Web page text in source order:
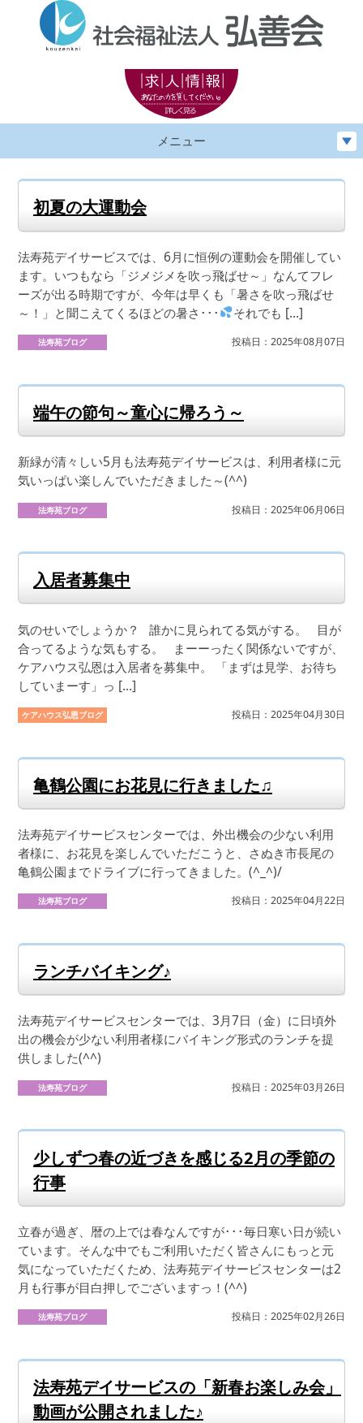
メニュー
初夏の大運動会
法寿苑デイサービスでは、6月に恒例の運動会を開催してい
ます。いつもなら「ジメジメを吹っ飛ばせ～」なんてフレ
ーズが出る時期ですが、今年は早くも「暑さを吹っ飛ばせ
～！」と聞こえてくるほどの暑さ･･･
それでも […]
法寿苑ブログ 投稿日：2025年08月07日
端午の節句～童心に帰ろう～
新緑が清々しい5月も法寿苑デイサービスは、利用者様に元
気いっぱい楽しんでいただきました～(^^)
法寿苑ブログ 投稿日：2025年06月06日
入居者募集中
気のせいでしょうか？ 誰かに見られてる気がする。 目が
合ってるような気もする。 まーーったく関係ないですが、
ケアハウス弘恩は入居者を募集中。 「まずは見学、お待ち
していまーす」っ […]
ケアハウス弘恩ブログ 投稿日：2025年04月30日
亀鶴公園にお花見に行きました♫
法寿苑デイサービスセンターでは、外出機会の少ない利用
者様に、お花見を楽しんでいただこうと、さぬき市長尾の
亀鶴公園までドライブに行ってきました。(^_^)/
法寿苑ブログ 投稿日：2025年04月22日
ランチバイキング♪
法寿苑デイサービスセンターでは、3月7日（金）に日頃外
出の機会が少ない利用者様にバイキング形式のランチを提
供しました(^^)
法寿苑ブログ 投稿日：2025年03月26日
少しずつ春の近づきを感じる2月の季節の
行事
立春が過ぎ、暦の上では春なんですが･･･毎日寒い日が続い
ています。そんな中でもご利用いただく皆さんにもっと元
気になっていただくため、法寿苑デイサービスセンターは2
月も行事が目白押しでございますっ！(^^)
法寿苑ブログ 投稿日：2025年02月26日
法寿苑デイサービスの「新春お楽しみ会」
動画が公開されました♪